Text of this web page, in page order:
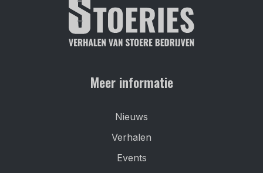
Meer informatie
Nieuws
Verhalen
Events